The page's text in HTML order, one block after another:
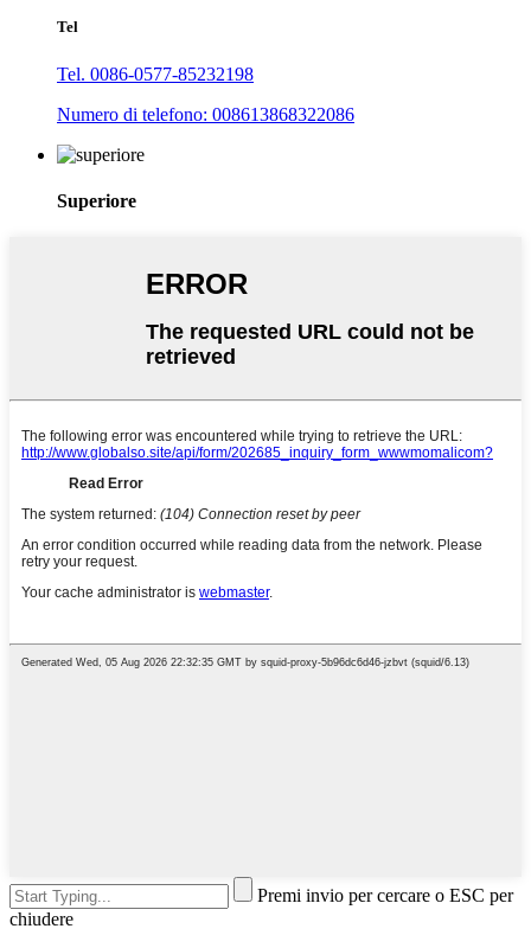
Tel
Tel. 0086-0577-85232198
Numero di telefono: 008613868322086
Superiore
Premi invio per cercare o ESC per
chiudere